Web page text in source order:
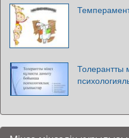
Темперамент
Толерантты